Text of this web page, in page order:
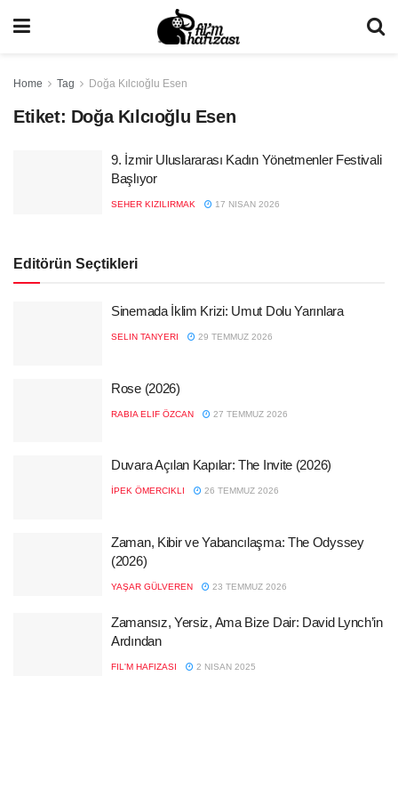
Home Tag Doğa Kılcıoğlu Esen
Etiket: Doğa Kılcıoğlu Esen
9. İzmir Uluslararası Kadın Yönetmenler Festivali
Başlıyor
SEHER KIZILIRMAK 17 NISAN 2026
Editörün Seçtikleri
Sinemada İklim Krizi: Umut Dolu Yarınlara
SELIN TANYERI 29 TEMMUZ 2026
Rose (2026)
RABIA ELIF ÖZCAN 27 TEMMUZ 2026
Duvara Açılan Kapılar: The Invite (2026)
İPEK ÖMERCIKLI 26 TEMMUZ 2026
Zaman, Kibir ve Yabancılaşma: The Odyssey
(2026)
YAŞAR GÜLVEREN 23 TEMMUZ 2026
Zamansız, Yersiz, Ama Bize Dair: David Lynch’in
Ardından
FIL'M HAFIZASI 2 NISAN 2025